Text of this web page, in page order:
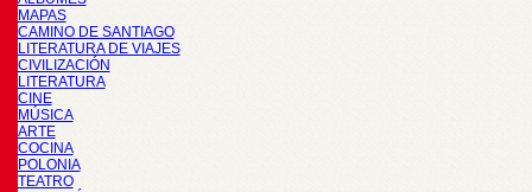
MAPAS
CAMINO DE SANTIAGO
LITERATURA DE VIAJES
CIVILIZACIÓN
LITERATURA
CINE
MÚSICA
ARTE
COCINA
POLONIA
TEATRO